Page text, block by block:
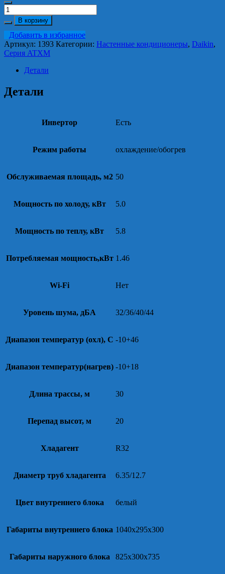
Количество
ATXM50N/
ARXM50N9
В корзину
Добавить в избранное
Артикул: 1393 Категории: Настенные кондиционеры, Daikin,
Серия ATXM
Детали
Детали
Инвертор Есть
Режим работы охлаждение/обогрев
Обслуживаемая площадь, м2 50
Мощность по холоду, кВт 5.0
Мощность по теплу, кВт 5.8
Потребляемая мощность,кВт 1.46
Wi-Fi Нет
Уровень шума, дБА 32/36/40/44
Диапазон температур (охл), С -10+46
Диапазон температур(нагрев) -10+18
Длина трассы, м 30
Перепад высот, м 20
Хладагент R32
Диаметр труб хладагента 6.35/12.7
Цвет внутреннего блока белый
Габариты внутреннего блока 1040x295x300
Габариты наружного блока 825x300x735